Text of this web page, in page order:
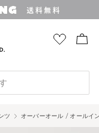
ツ オーバーオール / オールイ